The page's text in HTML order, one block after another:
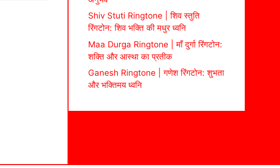
Shiv Stuti Ringtone | शिव स्तुति
रिंगटोन: शिव भक्ति की मधुर ध्वनि
Maa Durga Ringtone | माँ दुर्गा रिंगटोन:
शक्ति और आस्था का प्रतीक
Ganesh Ringtone | गणेश रिंगटोन: शुभता
और भक्तिमय ध्वनि